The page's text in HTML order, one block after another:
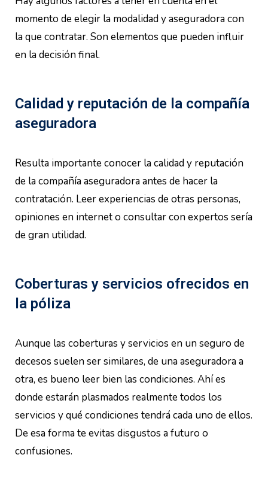
momento de elegir la modalidad y aseguradora con
la que contratar. Son elementos que pueden influir
en la decisión final.
Calidad y reputación de la compañía
aseguradora
Resulta importante conocer la calidad y reputación
de la compañía aseguradora antes de hacer la
contratación. Leer experiencias de otras personas,
opiniones en internet o consultar con expertos sería
de gran utilidad.
Coberturas y servicios ofrecidos en
la póliza
Aunque las coberturas y servicios en un seguro de
decesos suelen ser similares, de una aseguradora a
otra, es bueno leer bien las condiciones. Ahí es
donde estarán plasmados realmente todos los
servicios y qué condiciones tendrá cada uno de ellos.
De esa forma te evitas disgustos a futuro o
confusiones.